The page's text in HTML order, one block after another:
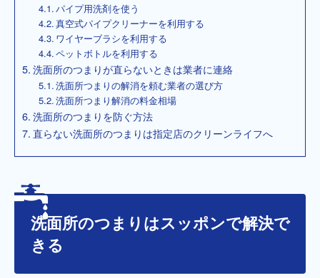
パイプ用洗剤を使う
真空式パイプクリーナーを利用する
ワイヤーブラシを利用する
ペットボトルを利用する
洗面所のつまりが直らないときは業者に連絡
洗面所つまりの解消を頼む業者の選び方
洗面所つまり解消の料金相場
洗面所のつまりを防ぐ方法
直らない洗面所のつまりは指定店のクリーンライフへ
洗面所のつまりはスッポンで解決で
きる